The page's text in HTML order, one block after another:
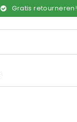
Gratis retourneren!